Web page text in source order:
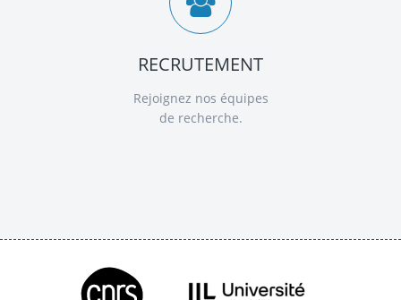
RECRUTEMENT
Rejoignez nos équipes
de recherche.